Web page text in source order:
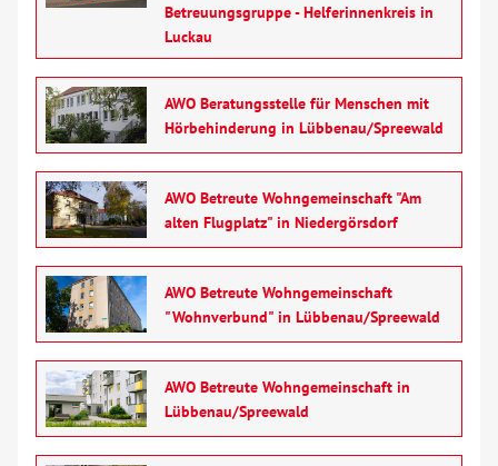
Betreuungsgruppe - Helferinnenkreis in
Luckau
AWO Beratungsstelle für Menschen mit
Hörbehinderung in Lübbenau/Spreewald
AWO Betreute Wohngemeinschaft "Am
alten Flugplatz" in Niedergörsdorf
AWO Betreute Wohngemeinschaft
"Wohnverbund" in Lübbenau/Spreewald
AWO Betreute Wohngemeinschaft in
Lübbenau/Spreewald